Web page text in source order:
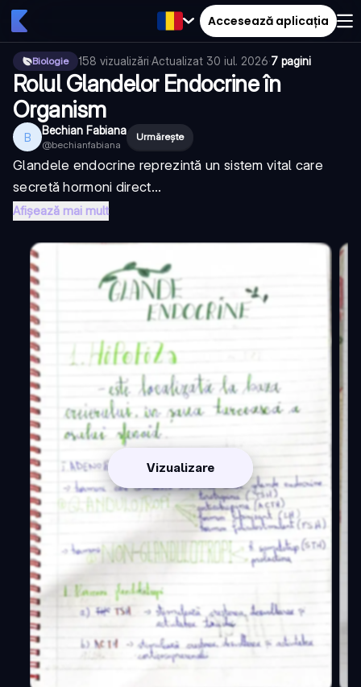
Accesează aplicația
Biologie 158 vizualizări·Actualizat 30 iul. 2026·7 pagini
Rolul Glandelor Endocrine în
Organism
B Bechian Fabiana
@bechianfabiana
Urmărește
Glandele endocrine reprezintă un sistem vital care
secretă hormoni direct...
Afișează mai mult
Vizualizare